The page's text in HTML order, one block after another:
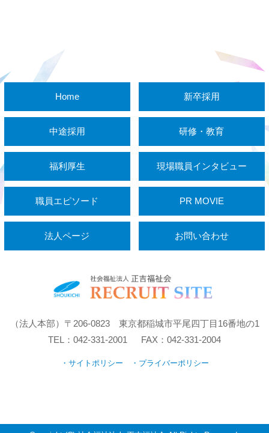
Home 新卒採用
中途採用 研修・教育
福利厚生 現場職員インタビュー
職員エピソード PR MOVIE
法人ページ お問い合わせ
（法人本部）〒206-0823 東京都稲城市平尾四丁目16番地の1
TEL：042-331-2001 FAX：042-331-2004
・サイトポリシー ・プライバーポリシー